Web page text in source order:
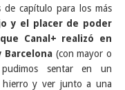
capítulo para los más
y el placer de poder
Canal+ realizó en
Barcelona (con mayor o
sentar en un
hierro y ver junto a una